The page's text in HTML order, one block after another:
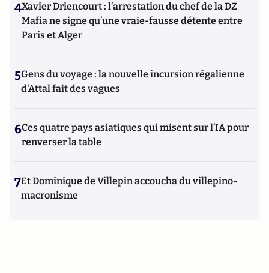
4Xavier Driencourt : l’arrestation du chef de la DZ
Mafia ne signe qu’une vraie-fausse détente entre
Paris et Alger
5Gens du voyage : la nouvelle incursion régalienne
d'Attal fait des vagues
6Ces quatre pays asiatiques qui misent sur l’IA pour
renverser la table
7Et Dominique de Villepin accoucha du villepino-
macronisme